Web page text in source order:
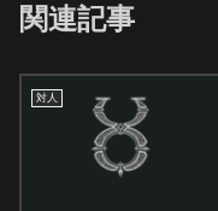
関連記事
対人